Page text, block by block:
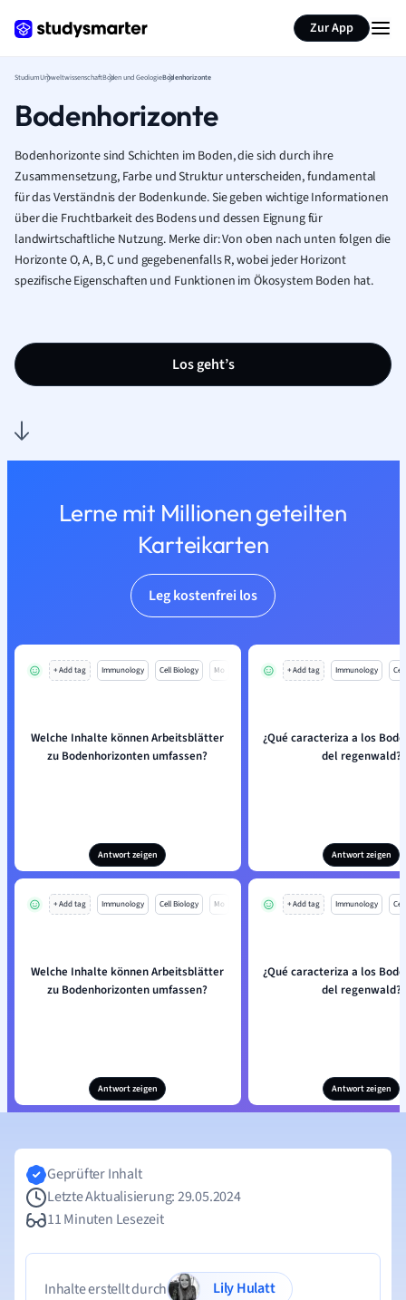
Zur App
StudiumUmweltwissenschaftBoden und GeologieBodenhorizonte
Bodenhorizonte
Bodenhorizonte sind Schichten im Boden, die sich durch ihre
Zusammensetzung, Farbe und Struktur unterscheiden, fundamental
für das Verständnis der Bodenkunde. Sie geben wichtige Informationen
über die Fruchtbarkeit des Bodens und dessen Eignung für
landwirtschaftliche Nutzung. Merke dir: Von oben nach unten folgen die
Horizonte O, A, B, C und gegebenenfalls R, wobei jeder Horizont
spezifische Eigenschaften und Funktionen im Ökosystem Boden hat.
Los geht’s
Lerne mit Millionen geteilten
Karteikarten
Leg kostenfrei los
+ Add tag Immunology Cell Biology Mo
Welche Inhalte können Arbeitsblätter
zu Bodenhorizonten umfassen?
Antwort zeigen
+ Add tag Immunology
¿Qué caracteriza a los
del regenwald?
Antwort zeigen
+ Add tag Immunology Cell Biology Mo
Welche Inhalte können Arbeitsblätter
zu Bodenhorizonten umfassen?
Antwort zeigen
+ Add tag Immunology
¿Qué caracteriza a los
del regenwald?
Antwort zeigen
Geprüfter Inhalt
Letzte Aktualisierung: 29.05.2024
11 Minuten Lesezeit
Inhalte erstellt durch
Lily Hulatt